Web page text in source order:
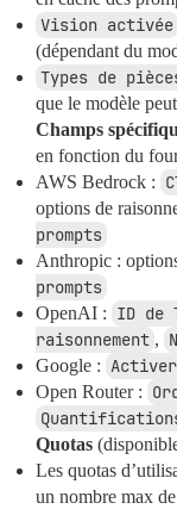
Vision activée
(dépendant du
Types de
que le modèle
Champs
en fonction du
AWS Bedrock :
options de
prompts
Anthropic :
prompts
OpenAI : ID de
raisonnement ,
Google :
Open Router :
Quotas
Les quotas
un nombre max